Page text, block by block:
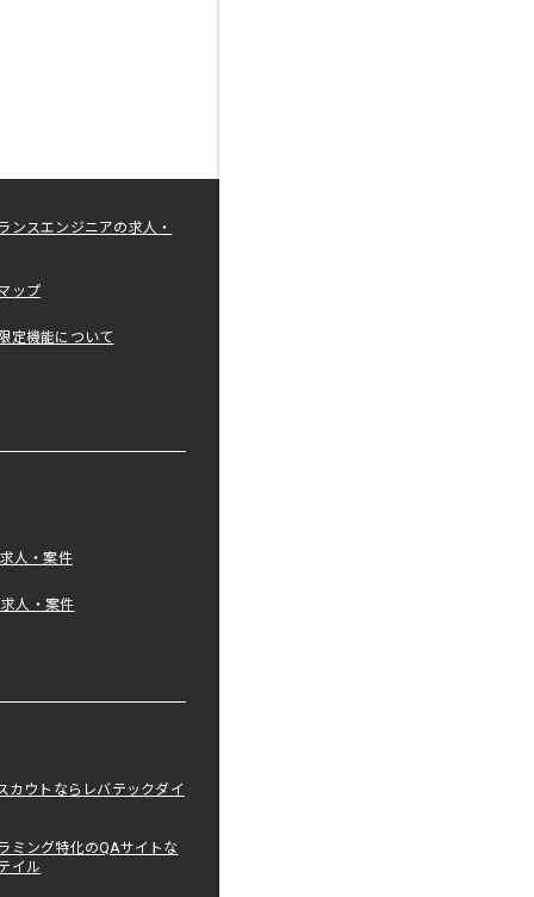
ンスエンジニアの求人・
ップ
定機能について
人・案件
人・案件
カウトならレバテックダイ
ミング特化のQAサイトな
イル